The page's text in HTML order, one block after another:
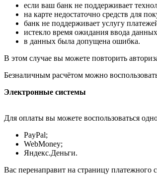
если ваш банк не поддерживает
на карте недостаточно средств для
банк не поддерживает услугу
истекло время ожидания ввода
в данных была допущена ошибка.
В этом случае вы можете повторить
Безналичным расчётом можно
Электронные системы
Для оплаты вы можете воспользоваться
PayPal;
WebMoney;
Яндекс.Деньги.
Вас перенаправит на страницу платежного